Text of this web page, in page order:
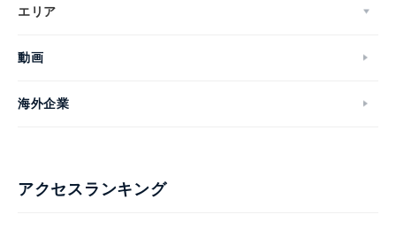
エリア
動画
海外企業
アクセスランキング